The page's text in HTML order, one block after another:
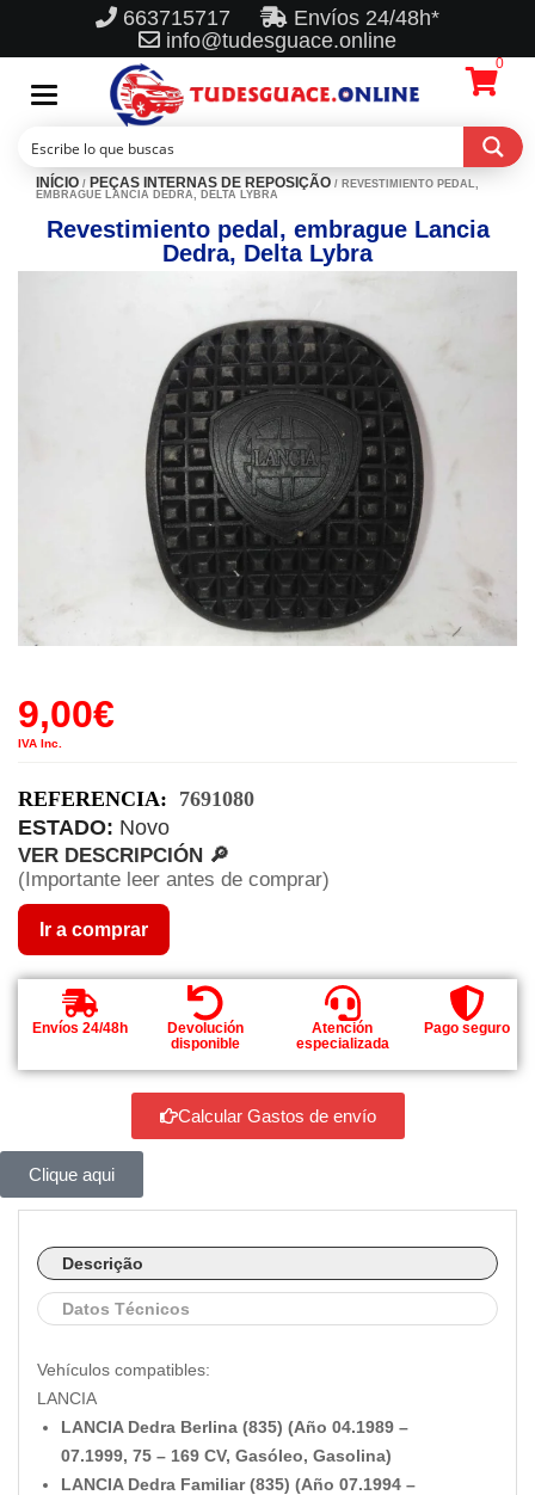
663715717
Envíos 24/48h*
info@tudesguace.online
Toggle
navigation
0
INÍCIO / PEÇAS INTERNAS DE REPOSIÇÃO / REVESTIMIENTO PEDAL,
EMBRAGUE LANCIA DEDRA, DELTA LYBRA
Revestimiento pedal, embrague Lancia
Dedra, Delta Lybra
9,00€
IVA Inc.
REFERENCIA: 7691080
ESTADO: Novo
VER DESCRIPCIÓN 🔎
(Importante leer antes de comprar)
Ir a comprar
Envíos 24/48h
Devolución
disponible
Atención
especializada
Pago seguro
Calcular Gastos de envío
Clique aqui
Descrição
Datos Técnicos
Vehículos compatibles:
LANCIA
LANCIA Dedra Berlina (835) (Año 04.1989 –
07.1999, 75 – 169 CV, Gasóleo, Gasolina)
LANCIA Dedra Familiar (835) (Año 07.1994 –